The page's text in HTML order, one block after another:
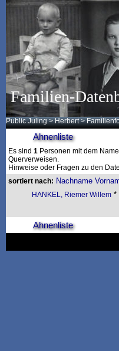
Familien-
Public Juling >Herbert >
Ahnenliste
Es sind 1 Personen mit dem
Querverweisen.
Hinweise oder Fragen zu den
sortiert nach: Nachname
HANKEL, Riemer Willem *
Ahnenliste